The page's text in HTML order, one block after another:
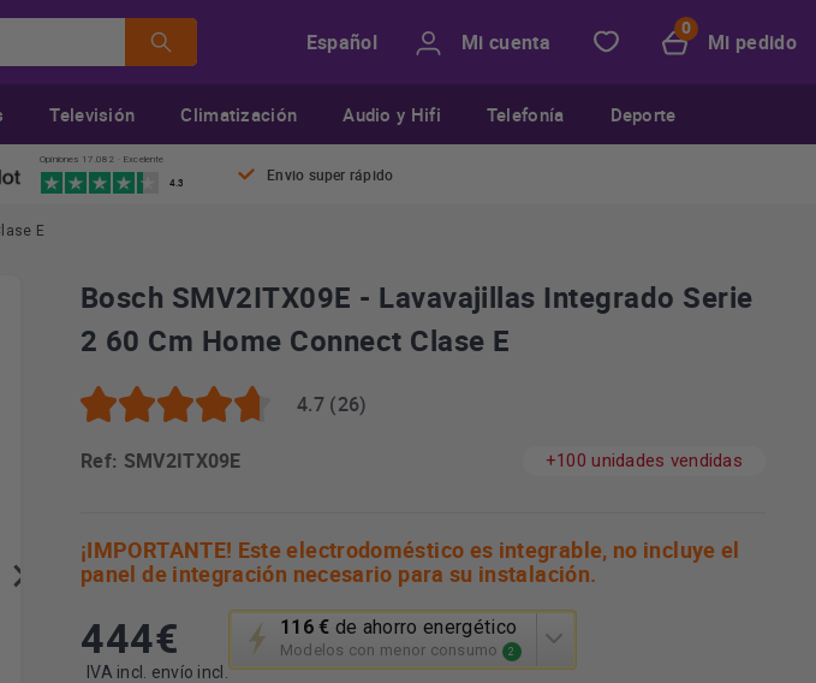
Español Mi cuenta Mi pedido
Televisión Climatización Audio y Hifi Telefonía Deporte
Opiniones 17.082 · Excelente
4.3 Envio super rápido
E
Bosch SMV2ITX09E - Lavavajillas Integrado Serie
2 60 Cm Home Connect Clase E
4.7 (26)
Ref: SMV2ITX09E +100 unidades vendidas
¡IMPORTANTE! Este electrodoméstico es integrable, no incluye el
panel de integración necesario para su instalación.
444€
IVA incl. envío incl.
116 € de ahorro energético
Modelos con menor consumo 2
Esta
acción
abrirá